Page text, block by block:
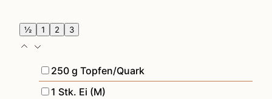
½ 1 2 3
▢
250 g Topfen/Quark
▢
1 Stk. Ei (M)